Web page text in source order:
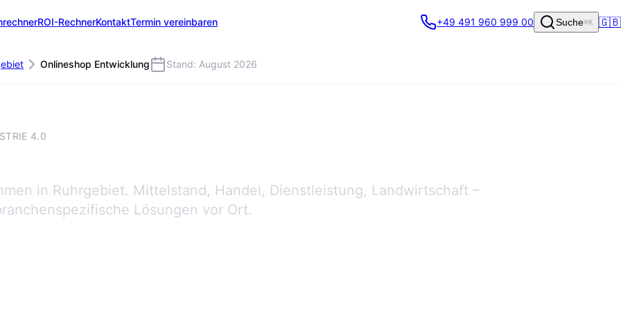
ROI-RechnerKontaktTermin vereinbaren
Onlineshop Entwicklung Stand: August 2026
+49 491 960 999 00 Suche⌘K 🇬🇧
4.0
in Ruhrgebiet. Mittelstand, Handel, Dienstleistung, Landwirtschaft –
Lösungen vor Ort.